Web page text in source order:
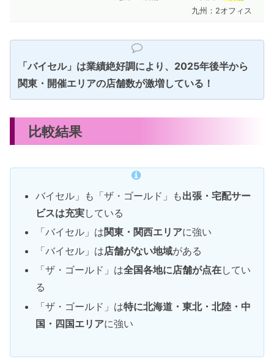
九州：2オフィス
「バイセル」は業績絶好調により、2025年後半から
関東・開催エリアの店舗数が激増している！
比較結果
バイセル」も「ザ・ゴールド」も出張・宅配サー
ビスは充実している
「バイセル」は関東・関西エリアに強い
「バイセル」は店舗がない地域がある
「ザ・ゴールド」は全国各地に店舗が点在してい
る
「ザ・ゴールド」は特に北海道・東北・北陸・中
国・四国エリアに強い